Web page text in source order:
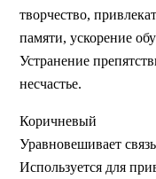
творчество,
памяти, ускорение
Устранение
несчастье.
Коричневый
Уравновешивает
Используется для